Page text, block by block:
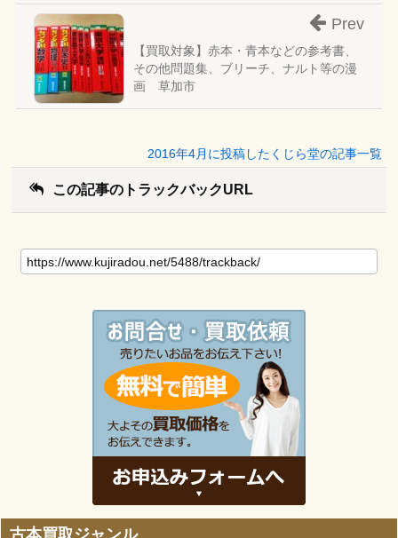
【買取対象】赤本・青本などの参考書、
その他問題集、ブリーチ、ナルト等の漫
画 草加市
Prev
2016年4月に投稿したくじら堂の記事一覧
この記事のトラックバックURL
古本買取ジャンル